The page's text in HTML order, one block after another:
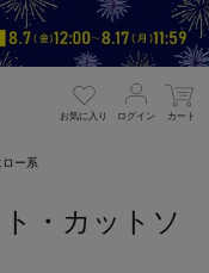
お気に入り ログイン カート
ロー系
・カットソ